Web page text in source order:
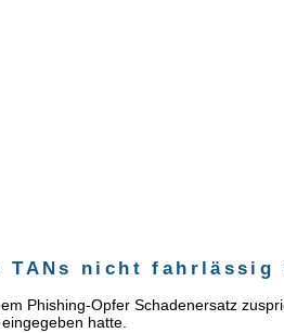
TANs nicht fahrlässig
Phishing-Opfer Schadenersatz
hatte.